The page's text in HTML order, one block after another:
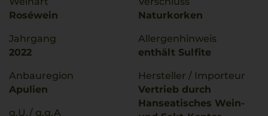
Roséwein
Jahrgang
2022
Anbauregion
Apulien
g.U./ g.g.A
Naturkorken
Allergenhinweis
enthält Sulfite
Hersteller / Importeur
Vertrieb durch
Hanseatisches Wein-